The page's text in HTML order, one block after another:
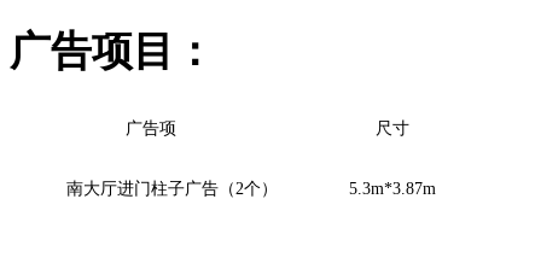
广告项目：
广告项 尺寸
南大厅进门柱子广告（ 2个） 5.3m*3.87m